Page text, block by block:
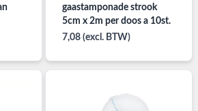
gaastamponade strook
5cm x 2m per doos a 10st.
7,08 (excl. BTW)